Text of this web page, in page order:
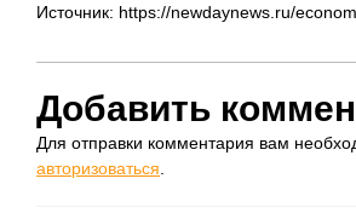
Источник: https://newdaynews.ru/
Добавить
Для отправки комментария вам
авторизоваться.